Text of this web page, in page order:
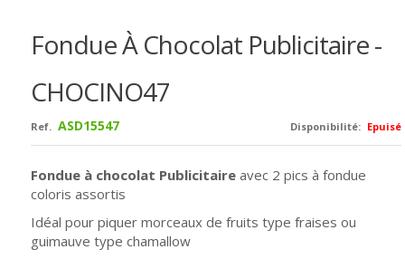
Fondue À Chocolat Publicitaire -
CHOCINO47
Disponibilité: Epuisé
Ref. ASD15547
Fondue à chocolat Publicitaire avec 2 pics à fondue
coloris assortis
Idéal pour piquer morceaux de fruits type fraises ou
guimauve type chamallow